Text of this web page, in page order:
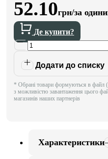
52.10грн/за
Де купити?
Додати до списку
* Обрані товари формуються в файл (
з можливістю завантаження цього
магазинів наших партнерів
Характеристики